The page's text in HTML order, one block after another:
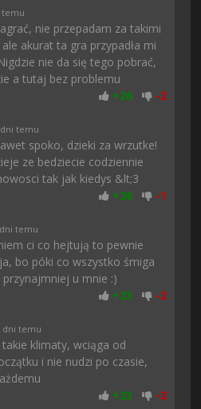
nie przepadam za takimi
akurat ta gra przypadła mi
nie da się tego pobrać,
a tutaj bez problemu
+26 -2
temu
spoko, dzieki za wrzutke!
ze bedziecie codziennie
tak jak kiedys &lt;3
+26 -1
temu
ci co hejtują to pewnie
bo póki co wszystko śmiga
przynajmniej u mnie :)
+23 -2
dni temu
klimaty, wciąga od
i nie nudzi po czasie,
+23 -2